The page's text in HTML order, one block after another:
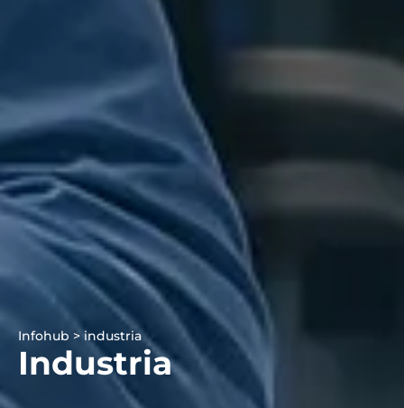
Infohub > industria
Industria